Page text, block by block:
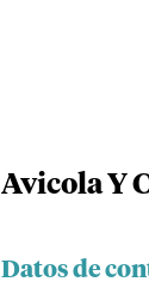
Avicola Y
Datos de